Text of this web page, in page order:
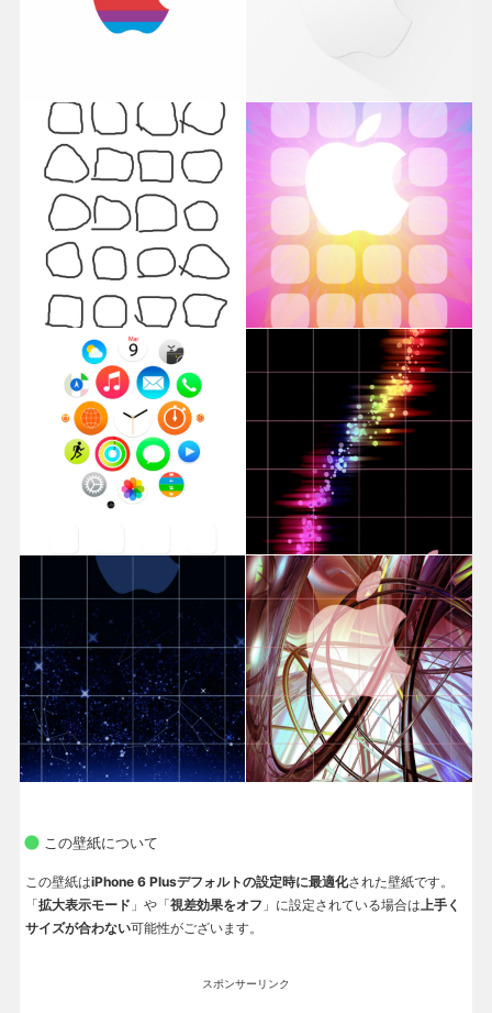
この壁紙について
この壁紙はiPhone 6 Plusデフォルトの設定時に最適化された壁紙です。
「拡大表示モード 」や「視差効果をオフ 」に設定されている場合は 上手く
サイズが合わない可能性がございます。
スポンサーリンク